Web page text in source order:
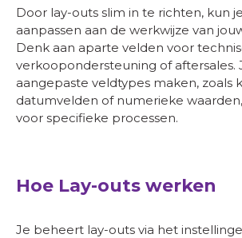
Door lay-outs slim in te richten, kun
aanpassen aan de werkwijze van
Denk aan aparte velden voor
verkoopondersteuning of aftersales.
aangepaste veldtypes maken, zoals
datumvelden of numerieke
voor specifieke processen.
Hoe Lay-outs werken
Je beheert lay-outs via het